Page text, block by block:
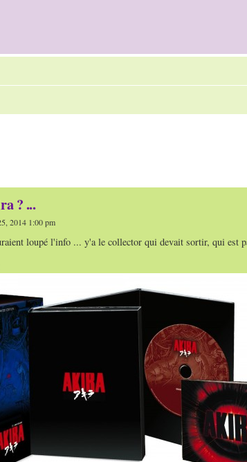
? ...
2014 1:00 pm
loupé l'info ... y'a le collector qui devait sortir, qui